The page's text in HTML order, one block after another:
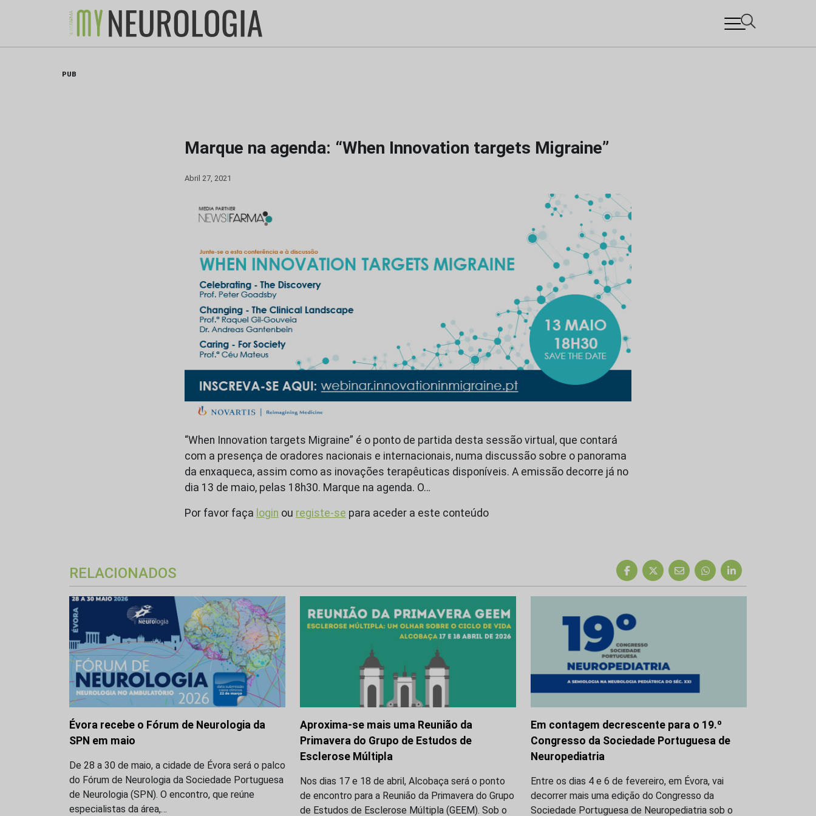
Skip
PUB
Marque na agenda: “When Innovation targets Migraine”
Abril 27, 2021
“When Innovation targets Migraine” é o ponto de partida desta sessão virtual, que contará
com a presença de oradores nacionais e internacionais, numa discussão sobre o panorama
da enxaqueca, assim como as inovações terapêuticas disponíveis. A emissão decorre já no
dia 13 de maio, pelas 18h30. Marque na agenda. O…
Por favor faça login ou registe-se para aceder a este conteúdo
RELACIONADOS
Évora recebe o Fórum de Neurologia da
SPN em maio
De 28 a 30 de maio, a cidade de Évora será o palco
do Fórum de Neurologia da Sociedade Portuguesa
de Neurologia (SPN). O encontro, que reúne
especialistas da área,…
Aproxima-se mais uma Reunião da
Primavera do Grupo de Estudos de
Esclerose Múltipla
Nos dias 17 e 18 de abril, Alcobaça será o ponto
de encontro para a Reunião da Primavera do Grupo
de Estudos de Esclerose Múltipla (GEEM). Sob o
Em contagem decrescente para o 19.º
Congresso da Sociedade Portuguesa de
Neuropediatria
Entre os dias 4 e 6 de fevereiro, em Évora, vai
decorrer mais uma edição do Congresso da
Sociedade Portuguesa de Neuropediatria sob o